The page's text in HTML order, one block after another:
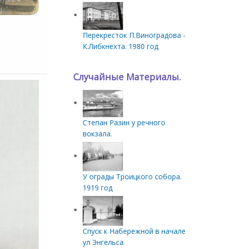
Перекресток П.Виноградова -
К.Либкнехта. 1980 год
Случайные Материалы.
Степан Разин у речного
вокзала.
У ограды Троицкого собора.
1919 год
Спуск к Набережной в начале
ул Энгельса